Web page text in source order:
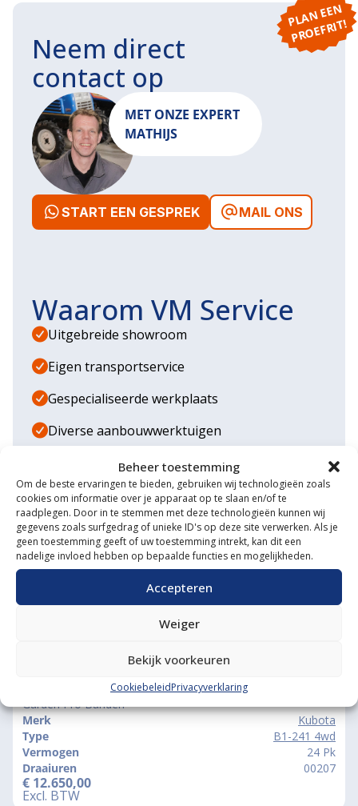
Beheer toestemming
Om de beste ervaringen te bieden, gebruiken wij technologieën zoals
cookies om informatie over je apparaat op te slaan en/of te
raadplegen. Door in te stemmen met deze technologieën kunnen wij
gegevens zoals surfgedrag of unieke ID's op deze site verwerken. Als je
geen toestemming geeft of uw toestemming intrekt, kan dit een
nadelige invloed hebben op bepaalde functies en mogelijkheden.
Accepteren
Weiger
Bekijk voorkeuren
CookiebeleidPrivacyverklaring
P
L
A
N
E
E
N
P
R
O
E
F
RI
T!
Neem direct
contact op
MET ONZE EXPERT
MATHIJS
START EEN GESPREK MAIL ONS
Waarom VM Service
Uitgebreide showroom
Eigen transportservice
Gespecialiseerde werkplaats
Diverse aanbouwwerktuigen
Grote voorraad minitrekkers
Grootste in kleine tractoren
Vergelijkbare producten
KUBOTA B1-241 4WD
Garden Pro Banden
Merk
Kubota
Type
B1-241 4wd
Vermogen
24 Pk
Draaiuren
00207
€ 12.650,00
Excl. BTW